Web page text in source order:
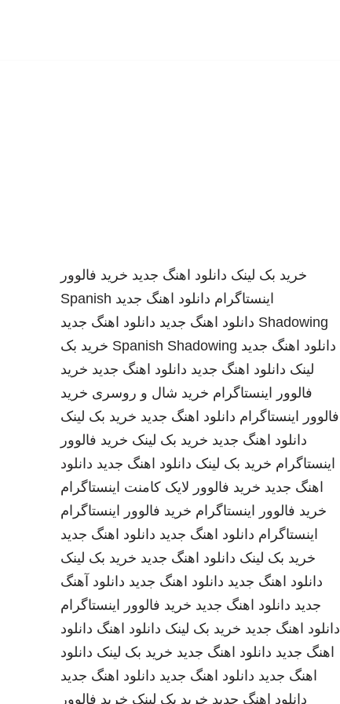
خرید بک لینک دانلود اهنگ جدید خرید فالوور
اینستاگرام دانلود اهنگ جدید Spanish
Shadowing دانلود اهنگ جدید دانلود اهنگ جدید
دانلود اهنگ جدید Spanish Shadowing خرید بک
لینک دانلود اهنگ جدید دانلود اهنگ جدید خرید
فالوور اینستاگرام خرید شال و روسری خرید
فالوور اینستاگرام دانلود اهنگ جدید خرید بک لینک
دانلود اهنگ جدید خرید بک لینک خرید فالوور
اینستاگرام خرید بک لینک دانلود اهنگ جدید دانلود
اهنگ جدید خرید فالوور لایک کامنت اینستاگرام
خرید فالوور اینستاگرام خرید فالوور اینستاگرام
اینستاگرام دانلود اهنگ جدید دانلود اهنگ جدید
خرید بک لینک دانلود اهنگ جدید خرید بک لینک
دانلود اهنگ جدید دانلود اهنگ جدید دانلود آهنگ
جدید دانلود اهنگ جدید خرید فالوور اینستاگرام
دانلود اهنگ جدید خرید بک لینک دانلود اهنگ دانلود
اهنگ جدید دانلود اهنگ جدید خرید بک لینک دانلود
اهنگ جدید دانلود اهنگ جدید دانلود اهنگ جدید
دانلود اهنگ جدید خرید بک لینک خرید فالوور